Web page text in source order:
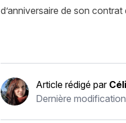
d’anniversaire de son
Article rédigé par
Dernière